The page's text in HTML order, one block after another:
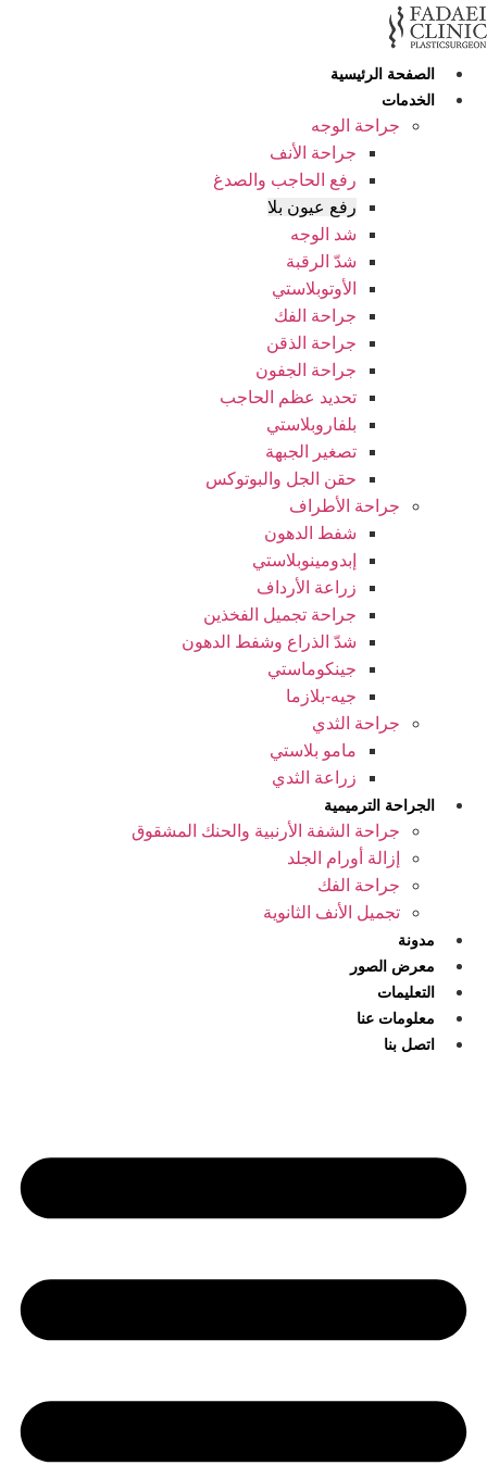
الصفحة الرئيسية
الخدمات
جراحة الوجه
جراحة الأنف
رفع الحاجب والصدغ
رفع عيون بلا
شد الوجه
شدّ الرقبة
الأوتوبلاستي
جراحة الفك
جراحة الذقن
جراحة الجفون
تحديد عظم الحاجب
بلفاروبلاستي
تصغير الجبهة
حقن الجل والبوتوكس
جراحة الأطراف
شفط الدهون
إبدومينوبلاستي
زراعة الأرداف
جراحة تجميل الفخذين
شدّ الذراع وشفط الدهون
جينكوماستي
جيه-بلازما
جراحة الثدي
مامو بلاستي
زراعة الثدي
الجراحة الترميمية
جراحة الشفة الأرنبية والحنك المشقوق
إزالة أورام الجلد
جراحة الفك
تجمیل الأنف الثانوية
مدونة
معرض الصور
التعليمات
معلومات عنا
اتصل بنا